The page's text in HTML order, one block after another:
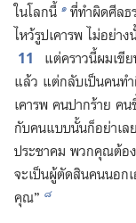
ใน​โลก​นี้ ๑ ที่​ทำ​ผิด​ศีลธ
ไหว้​รูป​เคารพ ไม่​อย่
11 แต่​คราว​นี้​ผม​เขี
แล้ว แต่​กลับ​เป็น​คน​ท
เคารพ คน​ปาก​ร้าย คน​
กับ​คน​แบบ​นั้น​ก็​อย่า​เลย
ประชาคม พวก​คุณ​ต้อ
จะ​เป็น​ผู้​ตัดสิน​คน​นอก​
คุณ” ๘